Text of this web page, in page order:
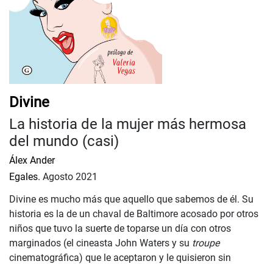
Divine
La historia de la mujer más hermosa
del mundo (casi)
Álex Ander
Egales. Agosto 2021
Divine es mucho más que aquello que sabemos de él. Su
historia es la de un chaval de Baltimore acosado por otros
niños que tuvo la suerte de toparse un día con otros
marginados (el cineasta John Waters y su troupe
cinematográfica) que le aceptaron y le quisieron sin